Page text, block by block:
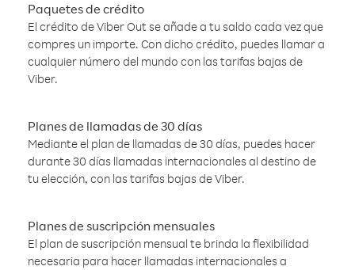
Paquetes de crédito
El crédito de Viber Out se añade a tu saldo cada vez que
compres un importe. Con dicho crédito, puedes llamar a
cualquier número del mundo con las tarifas bajas de
Viber.
Planes de llamadas de 30 días
Mediante el plan de llamadas de 30 días, puedes hacer
durante 30 días llamadas internacionales al destino de
tu elección, con las tarifas bajas de Viber.
Planes de suscripción mensuales
El plan de suscripción mensual te brinda la flexibilidad
necesaria para hacer llamadas internacionales a